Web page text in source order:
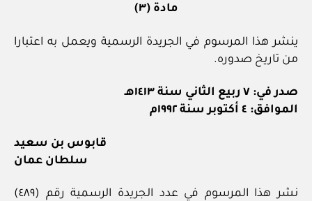
مادة (٣)
ينشر هذا المرسوم في الجريدة الرسمية ويعمل به اعتبارا
من تاريخ صدوره.
صدر في: ٧ ربيع الثاني سنة ١٤١٣هـ
الموافق: ٤ أكتوبر سنة ١٩٩٢م
قابوس بن سعيد
سلطان عمان
نشر هذا المرسوم في عدد الجريدة الرسمية رقم (٤٨٩)